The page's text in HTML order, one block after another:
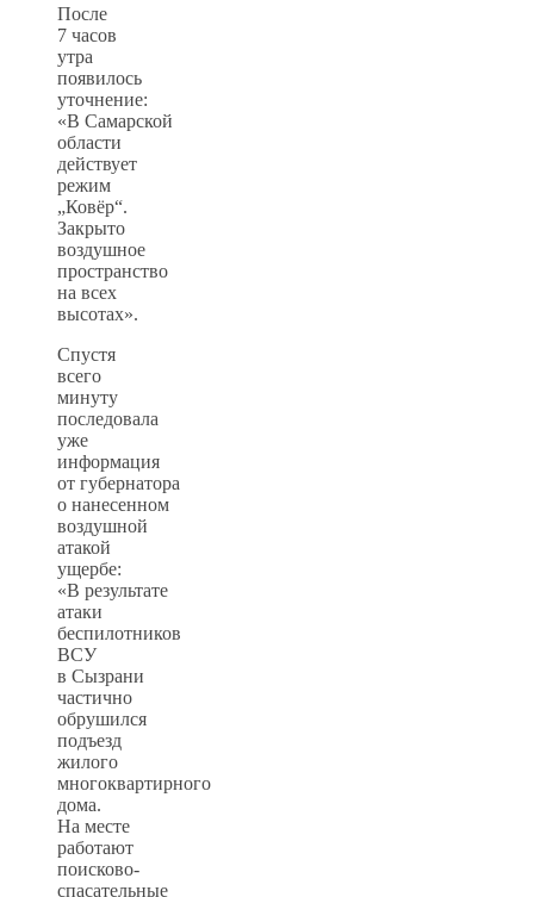
После
7 часов
утра
появилось
уточнение:
«В Самарской
области
действует
режим
„Ковёр“.
Закрыто
воздушное
пространство
на всех
высотах».
Спустя
всего
минуту
последовала
уже
информация
от губернатора
о нанесенном
воздушной
атакой
ущербе:
«В результате
атаки
беспилотников
ВСУ
в Сызрани
частично
обрушился
подъезд
жилого
многоквартирного
дома.
На месте
работают
поисково-
спасательные